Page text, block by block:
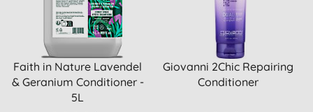
Faith in Nature Lavendel
& Geranium Conditioner -
5L
Giovanni 2Chic Repairing
Conditioner